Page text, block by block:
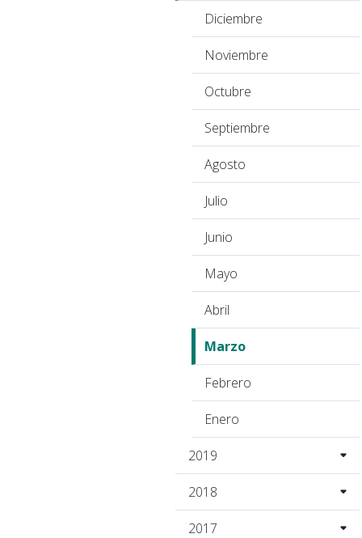
Diciembre
Noviembre
Octubre
Septiembre
Agosto
Julio
Junio
Mayo
Abril
Marzo
Febrero
Enero
2019
2018
2017